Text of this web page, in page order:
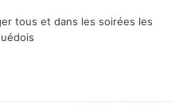
tous et dans les soirées les